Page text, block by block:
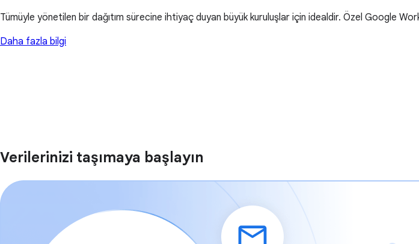
Tümüyle yönetilen bir dağıtım sürecine ihtiyaç duyan büyük kuruluşlar için idealdir. Özel Google
Daha fazla bilgi
Verilerinizi taşımaya başlayın